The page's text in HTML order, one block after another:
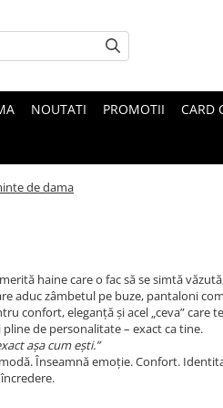
NOUTATI PROMOTII CARD
de dama
haine care o fac să se simtă
aduc zâmbetul pe buze, pantaloni
confort, eleganță și acel „ceva” care
de personalitate – exact ca tine.
așa cum ești.”
Înseamnă emoție. Confort.